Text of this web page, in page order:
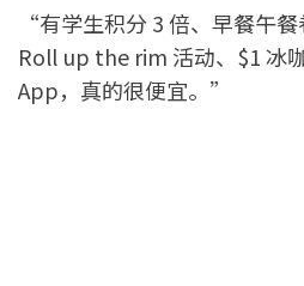
“有学生积分 3 倍、早餐午餐
Roll up the rim 活动、$1
App，真的很便宜。”